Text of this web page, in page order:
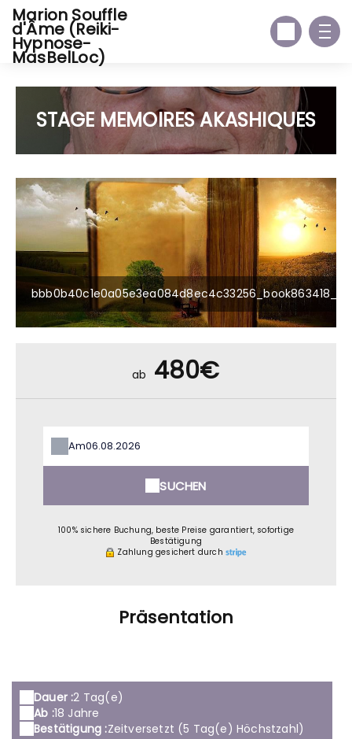
Marion Souffle
d'Âme (Reiki-
Hypnose-
MasBelLoc)
STAGE MEMOIRES AKASHIQUES
ab 480€
Am
SUCHEN
100% sichere Buchung, beste Preise garantiert, sofortige
Bestätigung
Zahlung gesichert durch
Präsentation
Dauer :2 Tag(e)
Ab :18 Jahre
Bestätigung :Zeitversetzt (5 Tag(e) Höchstzahl)